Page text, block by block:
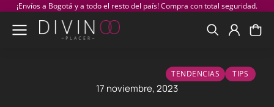
¡Envíos a Bogotá y a todo el resto del país! Compra con total seguridad.
TENDENCIAS TIPS
17 noviembre, 2023